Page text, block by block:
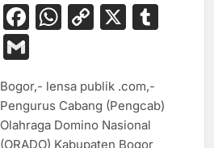
Facebook
WhatsApp
Copy
X
Gmail
Bogor,- lensa publik .com,-
Pengurus Cabang (Pengcab)
Olahraga Domino Nasional
(ORADO) Kabupaten Bogor